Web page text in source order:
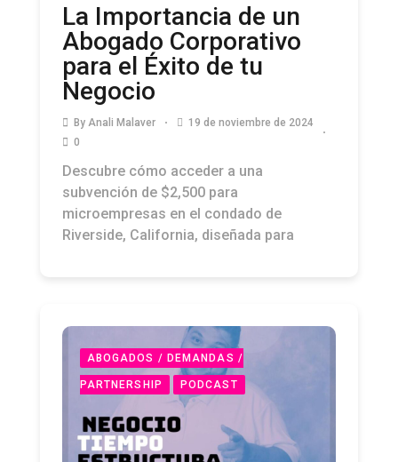
La Importancia de un
Abogado Corporativo
para el Éxito de tu
Negocio
By Anali Malaver
19 de noviembre de 2024
0
Descubre cómo acceder a una
subvención de $2,500 para
microempresas en el condado de
Riverside, California, diseñada para
ABOGADOS / DEMANDAS /
PARTNERSHIP PODCAST